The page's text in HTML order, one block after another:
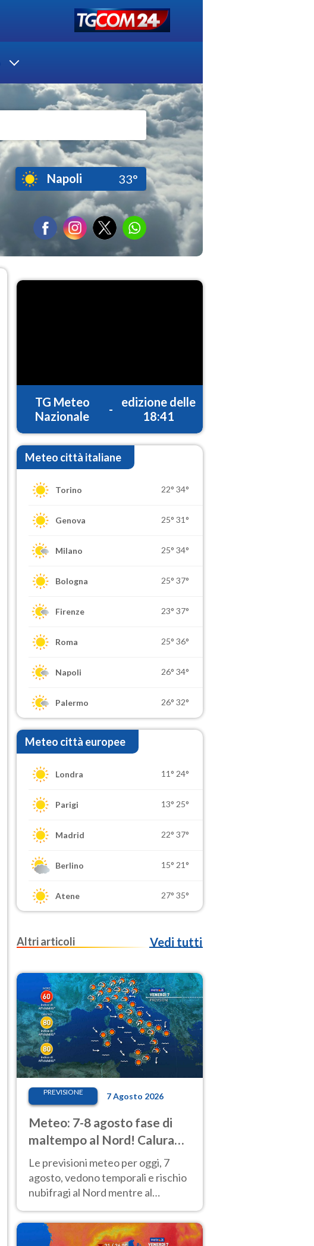
Napoli 33°
TG Meteo
Nazionale
-
edizione delle
18:41
Meteo città italiane
Torino 22° 34°
Genova 25° 31°
Milano 25° 34°
Bologna 25° 37°
Firenze 23° 37°
Roma 25° 36°
Napoli 26° 34°
Palermo 26° 32°
Meteo città europee
Londra 11° 24°
Parigi 13° 25°
Madrid 22° 37°
Berlino 15° 21°
Atene 27° 35°
Altri articoli Vedi tutti
PREVISIONE 7 Agosto 2026
Meteo: 7-8 agosto fase di
maltempo al Nord! Calura
fino a Ferragosto
Le previsioni meteo per oggi, 7
agosto, vedono temporali e rischio
nubifragi al Nord mentre al
molto intenso.